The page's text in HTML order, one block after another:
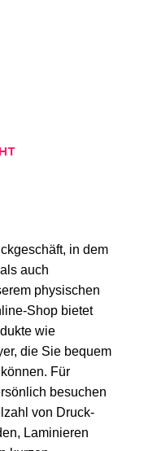
in dem
auch
physischen
Shop bietet
wie
die Sie bequem
Für
besuchen
von Druck-
Laminieren